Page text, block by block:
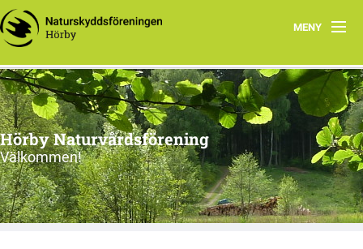
MENY
Hem
Natur i Mellanskåne
PROGRAM
Om oss
Kontakt
Hörby Naturvårdsförening
Välkommen!